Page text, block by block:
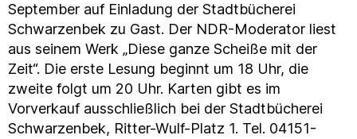
September auf Einladung der Stadtbücherei
Schwarzenbek zu Gast. Der NDR-Moderator liest
aus seinem Werk „Diese ganze Scheiße mit der
Zeit“. Die erste Lesung beginnt um 18 Uhr, die
zweite folgt um 20 Uhr. Karten gibt es im
Vorverkauf ausschließlich bei der Stadtbücherei
Schwarzenbek, Ritter-Wulf-Platz 1. Tel. 04151-